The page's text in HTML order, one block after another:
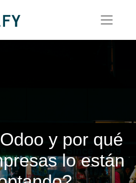
y por qué
lo están